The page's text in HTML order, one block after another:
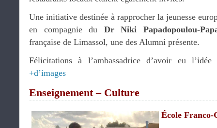
Une initiative destinée à rapprocher la jeunesse
en compagnie du Dr Niki Papadopoulou-
française de Limassol, une des Alumni présente.
Félicitations à l’ambassadrice d’avoir eu
+d’images
Enseignement – Culture
École Franco-